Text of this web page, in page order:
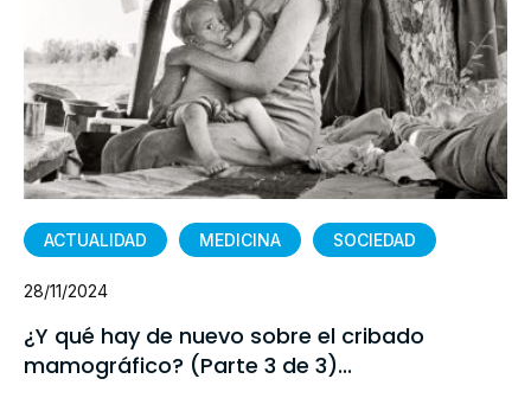
ACTUALIDAD MEDICINA SOCIEDAD
28/11/2024
¿Y qué hay de nuevo sobre el cribado
mamográfico? (Parte 3 de 3)...